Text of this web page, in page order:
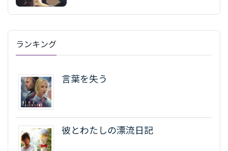
ランキング
言葉を失う
彼とわたしの漂流日記